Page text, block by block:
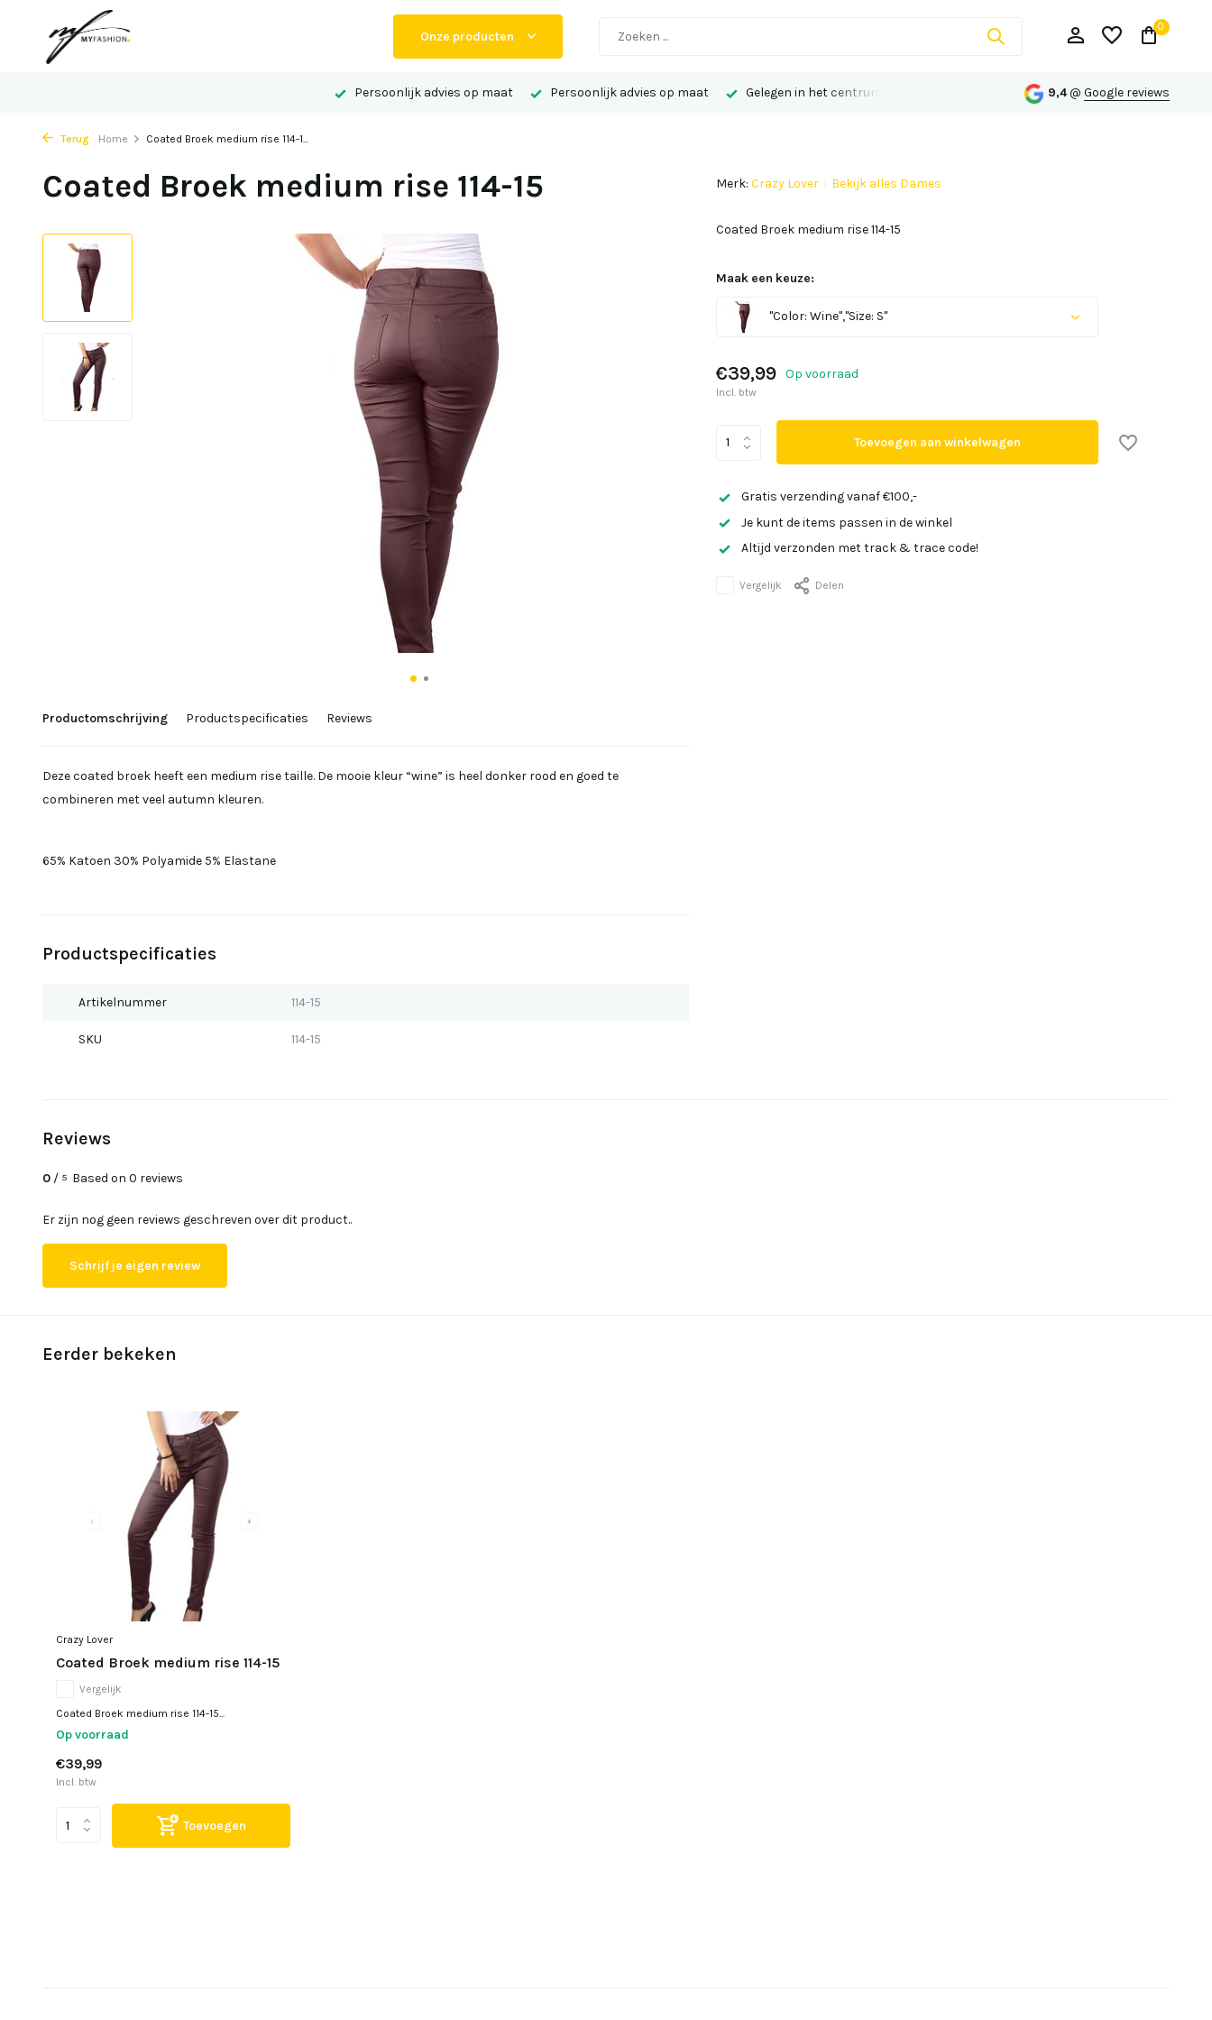
Onze producten
0
Persoonlijk advies op maat Persoonlijk advies op maat Gelegen in het centrum van Echt Persoonlijk advies op maat
9,4@ Google reviews
Terug Home Coated Broek medium rise 114-1...
Coated Broek medium rise 114-15
Productomschrijving Productspecificaties Reviews
Deze coated broek heeft een medium rise taille. De mooie kleur “wine” is heel donker rood en goed te
combineren met veel autumn kleuren.
65% Katoen 30% Polyamide 5% Elastane
Productspecificaties
Artikelnummer 114-15
SKU 114-15
Merk: Crazy Lover Bekijk alles Dames
Coated Broek medium rise 114-15
Maak een keuze:
"Color: Wine","Size: S"
Uitverkocht
€39,99 Op voorraad
Incl. btw
Toevoegen aan winkelwagen
Gratis verzending vanaf €100,-
Je kunt de items passen in de winkel
Altijd verzonden met track & trace code!
Vergelijk Delen
Reviews
0 / 5 Based on 0 reviews
Er zijn nog geen reviews geschreven over dit product..
Schrijf je eigen review
Eerder bekeken
Crazy Lover
Coated Broek medium rise 114-15
Vergelijk
Coated Broek medium rise 114-15...
Op voorraad
€39,99
Incl. btw
Toevoegen